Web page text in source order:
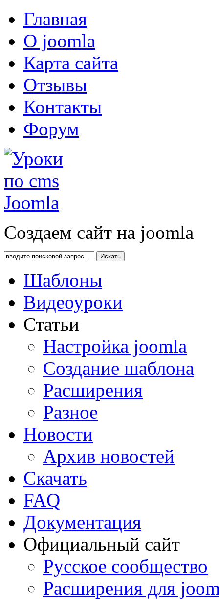
Главная
О joomla
Карта сайта
Отзывы
Контакты
Форум
Создаем сайт на joomla
Искать
Шаблоны
Видеоуроки
Статьи
Настройка joomla
Создание шаблона
Расширения
Разное
Новости
Архив новостей
Скачать
FAQ
Документация
Официальный сайт
Русское сообщество
Расширения для